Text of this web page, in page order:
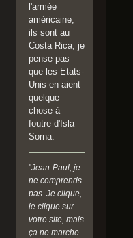
l'armée
américaine,
ils sont au
Costa Rica, je
pense pas
que les Etats-
Unis en aient
quelque
chose à
foutre d'Isla
Sorna.
"Jean-Paul, je
ne comprends
pas. Je clique,
je clique sur
votre site, mais
ça ne marche